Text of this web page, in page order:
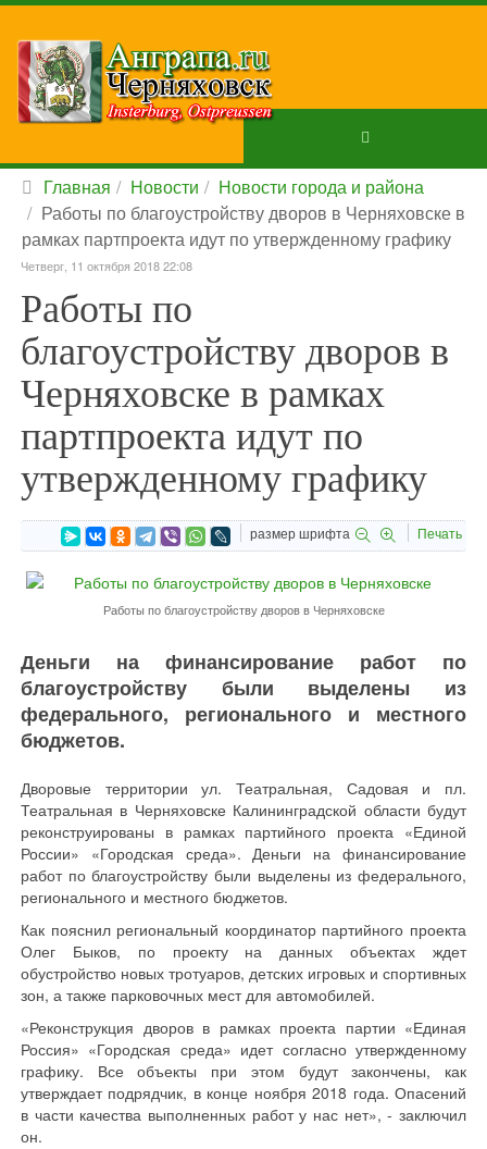
Главная Новости
Новости города и района
Работы по благоустройству дворов в Черняховске в
рамках партпроекта идут по утвержденному графику
Четверг, 11 октября 2018 22:08
Работы по
благоустройству дворов в
Черняховске в рамках
партпроекта идут по
утвержденному графику
размер шрифта Печать
Работы по благоустройству дворов в Черняховске
Деньги на финансирование работ по
благоустройству были выделены из
федерального, регионального и местного
бюджетов.
Дворовые территории ул. Театральная, Садовая и пл.
Театральная в Черняховске Калининградской области будут
реконструированы в рамках партийного проекта «Единой
России» «Городская среда». Деньги на финансирование
работ по благоустройству были выделены из федерального,
регионального и местного бюджетов.
Как пояснил региональный координатор партийного проекта
Олег Быков, по проекту на данных объектах ждет
обустройство новых тротуаров, детских игровых и спортивных
зон, а также парковочных мест для автомобилей.
«Реконструкция дворов в рамках проекта партии «Единая
Россия» «Городская среда» идет согласно утвержденному
графику. Все объекты при этом будут закончены, как
утверждает подрядчик, в конце ноября 2018 года. Опасений
в части качества выполненных работ у нас нет», - заключил
он.